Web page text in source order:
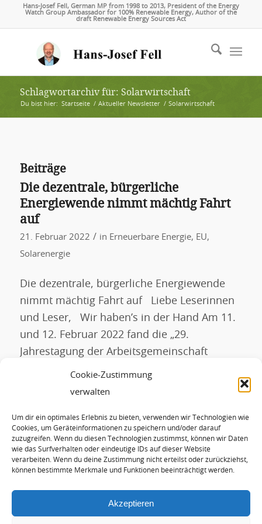
Cookie-Zustimmung
verwalten
Um dir ein optimales Erlebnis zu bieten, verwenden wir Technologien wie
Cookies, um Geräteinformationen zu speichern und/oder darauf
zuzugreifen. Wenn du diesen Technologien zustimmst, können wir Daten
wie das Surfverhalten oder eindeutige IDs auf dieser Website
verarbeiten. Wenn du deine Zustimmung nicht erteilst oder zurückziehst,
können bestimmte Merkmale und Funktionen beeinträchtigt werden.
Akzeptieren
Hans-Josef Fell, German MP from 1998 to 2013, President of the Energy
Watch Group Ambassador for 100% Renewable Energy, Author of the
draft Renewable Energy Sources Act
Schlagwortarchiv für: Solarwirtschaft
Du bist hier: Startseite / Aktueller Newsletter / Solarwirtschaft
Beiträge
Die dezentrale, bürgerliche
Energiewende nimmt mächtig Fahrt
auf
21. Februar 2022 / in Erneuerbare Energie, EU,
Solarenergie
Die dezentrale, bürgerliche Energiewende
nimmt mächtig Fahrt auf Liebe Leserinnen
und Leser, Wir haben’s in der Hand Am 11.
und 12. Februar 2022 fand die „29.
Jahrestagung der Arbeitsgemeinschaft
Bayerischer Solarinitiativen (ABSI)“ und der
„3. Rosenheimer Klimafrühling“ statt. Unter
haben’s in der Hand“ trafen sich knapp 750
[…]